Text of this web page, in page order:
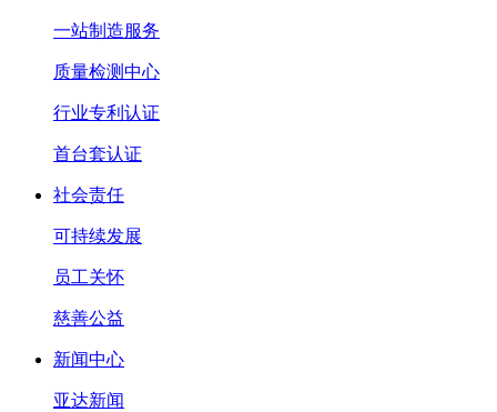
一站制造服务
质量检测中心
行业专利认证
首台套认证
社会责任
可持续发展
员工关怀
慈善公益
新闻中心
亚达新闻